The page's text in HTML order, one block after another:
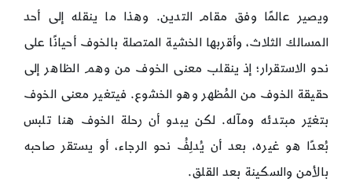
ويصير عالمًا وفق مقام التدين. وهذا ما ينقله إلى أحد
المسالك الثلاث، وأقربها الخشية المتصلة بالخوف أحيانًا على
نحو الاستقرار؛ إذ ينقلب معنى الخوف من وهم الظاهر إلى
حقيقة الخوف من المُظهر وهو الخشوع. فيتغير معنى الخوف
بتغيّر مبتدئه ومآله. لكن يبدو أن رحلة الخوف هنا تلبس
بُعدًا هو غيره، بعد أن يُدلِفُ نحو الرجاء، أو يستقر صاحبه
بالأمن والسكينة بعد القلق.